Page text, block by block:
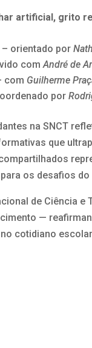
artificial, grito
– orientado por
comAndré de
com Guilherme
por
na SNCT
que
os desafios
de Ciência
—
cotidiano